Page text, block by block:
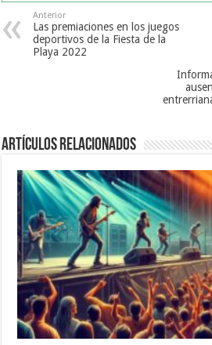
Anterior
Las premiaciones en los juegos
deportivos de la Fiesta de la
Playa 2022
Artículos Relacionados